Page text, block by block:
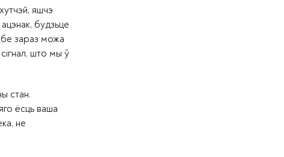
яшчэ
будзьце
зараз можа
што мы ў
стан.
ёсць ваша
не